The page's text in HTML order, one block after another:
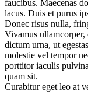
faucibus. Maecenas
lacus. Duis et purus
Donec risus nulla,
Vivamus ullamcorper,
dictum urna, ut
molestie vel tempor
porttitor iaculis
quam sit.
Curabitur eget leo at